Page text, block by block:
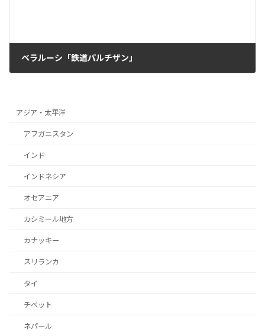
ベラルーシ「鉄道パルチザン」
アジア・太平洋
アフガニスタン
インド
インドネシア
オセアニア
カシミール地方
カナッキー
スリランカ
タイ
チベット
ネパール